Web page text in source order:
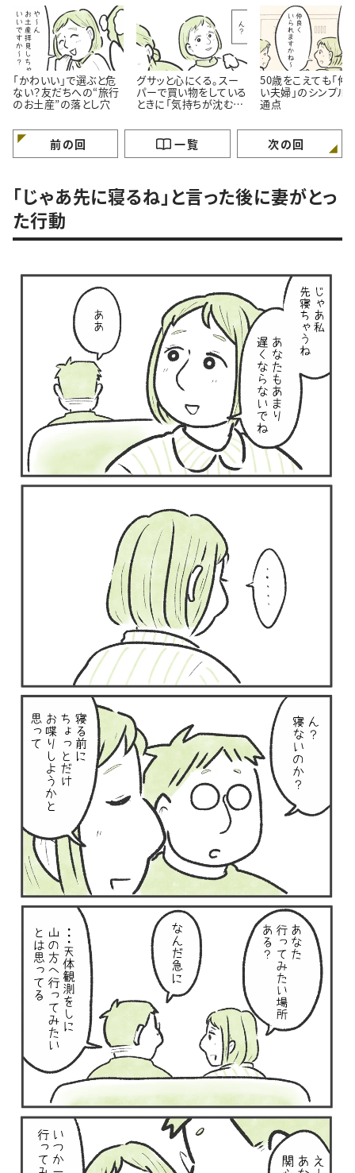
「かわいい」で選ぶと危
ない？友だちへの“旅行
のお土産”の落とし穴
グサッと心にくる。スー
パーで買い物をしている
ときに「気持ちが沈む瞬
すか？
50歳をこえても「仲
い夫婦」のシンプル
通点
前の回 一覧 次の回
「じゃあ先に寝るね」と言った後に妻がとっ
た行動